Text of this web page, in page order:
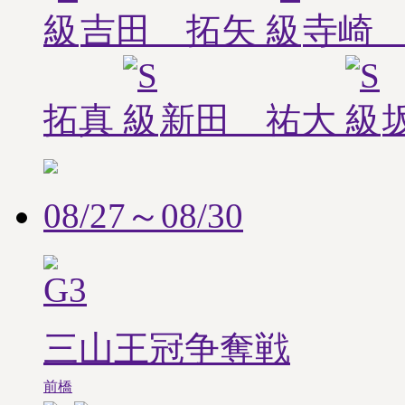
吉田 拓矢 寺崎
拓真 新田 祐大
08/27～08/30
三山王冠争奪戦
前橋